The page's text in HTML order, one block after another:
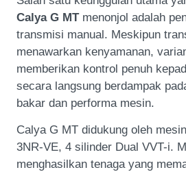
Calya G MTmenonjol adalah
transmisi manual. Meskipun
menawarkan kenyamanan,
memberikan kontrol penuh
secara langsung berdampak
bakar dan performa mesin.
Calya G MT didukung oleh
3NR-VE, 4 silinder Dual VVT-i.
menghasilkan tenaga yang